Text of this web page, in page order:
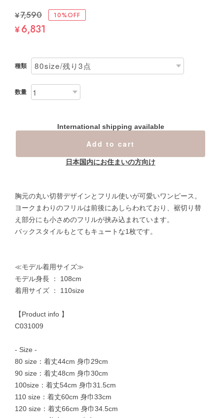
¥7,590 10%OFF
¥6,831
種類
数量
International shipping available
Add to cart
日本国内にお住まいの方向け
胸元の丸い切替デザインとフリル使いが可愛いワンピース。
ヨークまわりのフリルは前後にあしらわれており、裾切り替
え部分にも小さめのフリルが挟み込まれています。
バックスタイルもとてもキュートな1枚です。
≪モデル着用サイズ≫
モデル身長 ： 108cm
着用サイズ ： 110size
【Product info 】
C031009
- Size -
80 size：着丈44cm 身巾29cm
90 size：着丈48cm 身巾30cm
100size：着丈54cm 身巾31.5cm
110 size：着丈60cm 身巾33cm
120 size：着丈66cm 身巾34.5cm